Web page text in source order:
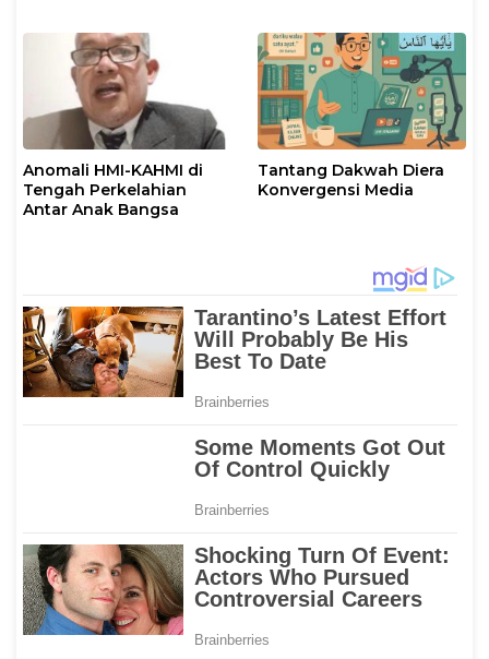
Anomali HMI-KAHMI di
Tengah Perkelahian
Antar Anak Bangsa
Tantang Dakwah Diera
Konvergensi Media